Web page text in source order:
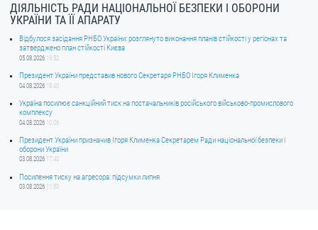
ДІЯЛЬНІСТЬ РАДИ НАЦІОНАЛЬНОЇ БЕЗПЕКИ І ОБОРОНИ
УКРАЇНИ ТА ЇЇ АПАРАТУ
Відбулося засідання РНБО України: розглянуто виконання планів стійкості у регіонах та
затверджено план стійкості Києва
05.08.2026 19:52
Президент України представив нового Секретаря РНБО Ігоря Клименка
04.08.2026 18:40
Україна посилює санкційний тиск на постачальників російського військово-промислового
комплексу
04.08.2026 10:06
Президент України призначив Ігоря Клименка Секретарем Ради національної безпеки і
оборони України
03.08.2026 17:40
Посилення тиску на агресора: підсумки липня
03.08.2026 11:50